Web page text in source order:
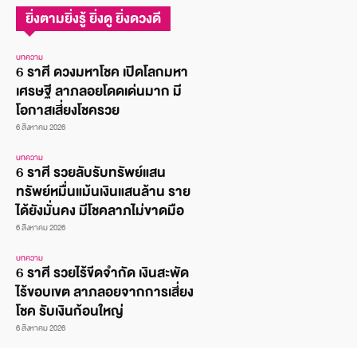
ยิ่งตามยิ่งรู้ ยิ่งดู ยิ่งดวงดี
บทความ
6 ราศี ดวงมหาโชค เปิดโลกมหา
เศรษฐี ลาภลอยโดดเด่นมาก มี
โอกาสเสี่ยงโชครวย
6 สิงหาคม 2026
บทความ
6 ราศี รวยลับรับทรัพย์แสน
ทรัพย์หมื่นแม้นเงินแสนล้าน ราย
ได้ยังมั่นคง มีโชคลาภไม่ขาดมือ
6 สิงหาคม 2026
บทความ
6 ราศี รวยไร้ขีดจำกัด เงินสะพัด
ไร้ขอบเขต ลาภลอยจากการเสี่ยง
โชค รับเงินก้อนใหญ่
6 สิงหาคม 2026